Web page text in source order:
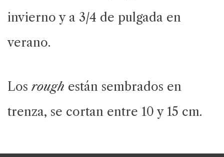
invierno y a 3/4 de pulgada en
verano.
Los rough están sembrados en
trenza, se cortan entre 10 y 15 cm.